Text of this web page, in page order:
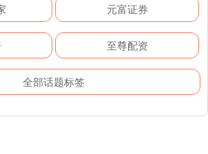
元富证券
至尊配资
全部话题标签